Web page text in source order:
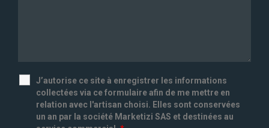
J’autorise ce site à enregistrer les informations
collectées via ce formulaire afin de me mettre en
relation avec l'artisan choisi. Elles sont conservées
un an par la société Marketizi SAS et destinées au